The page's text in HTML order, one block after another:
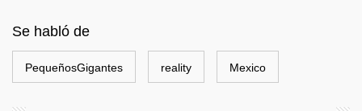
Se habló de
PequeñosGigantes reality Mexico